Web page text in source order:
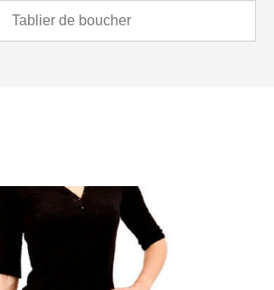
Tablier de boucher